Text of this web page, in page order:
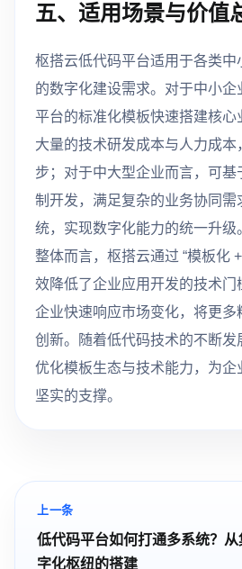
五、适用场景与价值
枢搭云低代码平台适用于各类中
的数字化建设需求。对于中小企
平台的标准化模板快速搭建核心
大量的技术研发成本与人力成
步；对于中大型企业而言，可基
制开发，满足复杂的业务协同需
统，实现数字化能力的统一升级
整体而言，枢搭云通过 “模板化
效降低了企业应用开发的技术门
企业快速响应市场变化，将更多
创新。随着低代码技术的不断发
优化模板生态与技术能力，为企
坚实的支撑。
上一条
低代码平台如何打通多系统？
字化枢纽的搭建